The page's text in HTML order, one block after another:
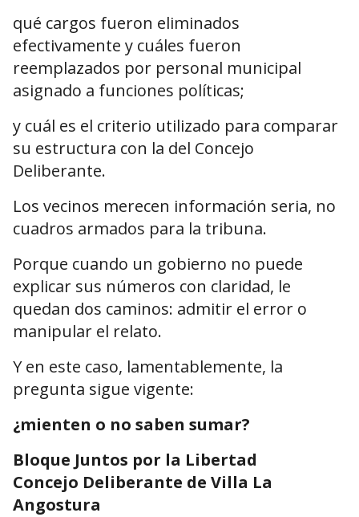
qué cargos fueron eliminados
efectivamente y cuáles fueron
reemplazados por personal municipal
asignado a funciones políticas;
y cuál es el criterio utilizado para comparar
su estructura con la del Concejo
Deliberante.
Los vecinos merecen información seria, no
cuadros armados para la tribuna.
Porque cuando un gobierno no puede
explicar sus números con claridad, le
quedan dos caminos: admitir el error o
manipular el relato.
Y en este caso, lamentablemente, la
pregunta sigue vigente:
¿mienten o no saben sumar?
Bloque Juntos por la Libertad
Concejo Deliberante de Villa La
Angostura